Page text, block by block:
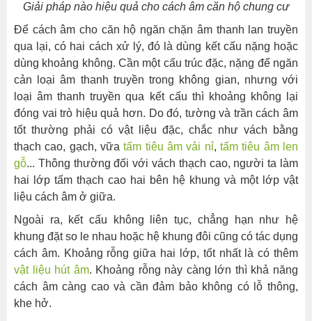
Giải pháp nào hiệu quả cho cách âm căn hộ chung cư
Để cách âm cho căn hộ ngăn chặn âm thanh lan truyền
qua lại, có hai cách xử lý, đó là dùng kết cấu nặng hoặc
dùng khoảng không. Cần một cấu trúc đặc, nặng để ngăn
cản loại âm thanh truyền trong không gian, nhưng với
loại âm thanh truyền qua kết cấu thì khoảng không lại
đóng vai trò hiệu quả hơn. Do đó, tường và trần cách âm
tốt thường phải có vật liệu đặc, chắc như vách bằng
thạch cao, gạch, vữatấm tiêu âm vải nỉ,tấm tiêu âm len
gỗ... Thông thường đối với vách thạch cao, người ta làm
hai lớp tấm thạch cao hai bên hệ khung và một lớp vật
liệu cách âm ở giữa.
Ngoài ra, kết cấu không liên tục, chẳng hạn như hệ
khung đặt so le nhau hoặc hệ khung đôi cũng có tác dụng
cách âm. Khoảng rỗng giữa hai lớp, tốt nhất là có thêm
vật liệu hút âm. Khoảng rỗng này càng lớn thì khả năng
cách âm càng cao và cần đảm bảo không có lỗ thông,
khe hở.